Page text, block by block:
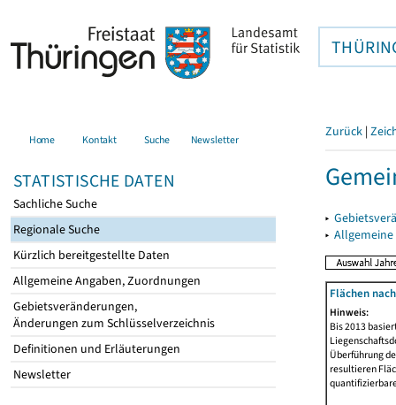
Home Kontakt Suche Newsletter
STATISTISCHE DATEN
Sachliche Suche
Regionale Suche
Kürzlich bereitgestellte Daten
Allgemeine Angaben, Zuordnungen
Gebietsveränderungen,
Änderungen zum Schlüsselverzeichnis
Definitionen und Erläuterungen
Newsletter
Zurück |
▸
▸
Flächen
Hinweis:
Bis 2013
Überführung
resultieren